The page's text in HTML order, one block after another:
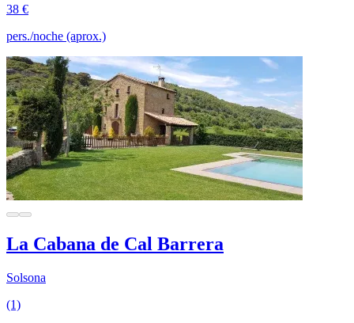
38 €
pers./noche (aprox.)
La Cabana de Cal Barrera
Solsona
(1)